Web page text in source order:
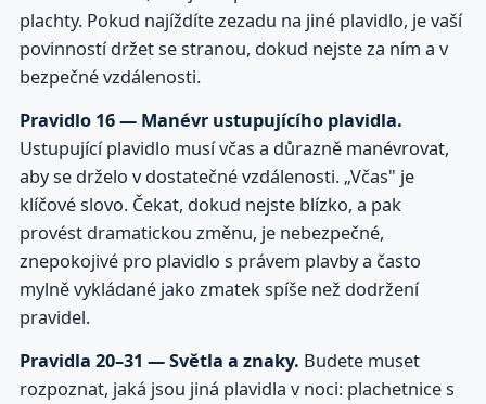
plachty. Pokud najíždíte zezadu na jiné plavidlo, je vaší
povinností držet se stranou, dokud nejste za ním a v
bezpečné vzdálenosti.
Pravidlo 16 — Manévr ustupujícího plavidla.
Ustupující plavidlo musí včas a důrazně manévrovat,
aby se drželo v dostatečné vzdálenosti. „Včas" je
klíčové slovo. Čekat, dokud nejste blízko, a pak
provést dramatickou změnu, je nebezpečné,
znepokojivé pro plavidlo s právem plavby a často
mylně vykládané jako zmatek spíše než dodržení
pravidel.
Pravidla 20–31 — Světla a znaky. Budete muset
rozpoznat, jaká jsou jiná plavidla v noci: plachetnice s